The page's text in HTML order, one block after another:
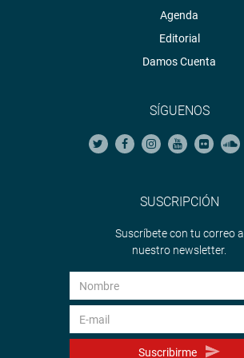
Agenda
Editorial
Damos Cuenta
SÍGUENOS
SUSCRIPCIÓN
Suscríbete con tu correo a
nuestro newsletter.
Suscribirme